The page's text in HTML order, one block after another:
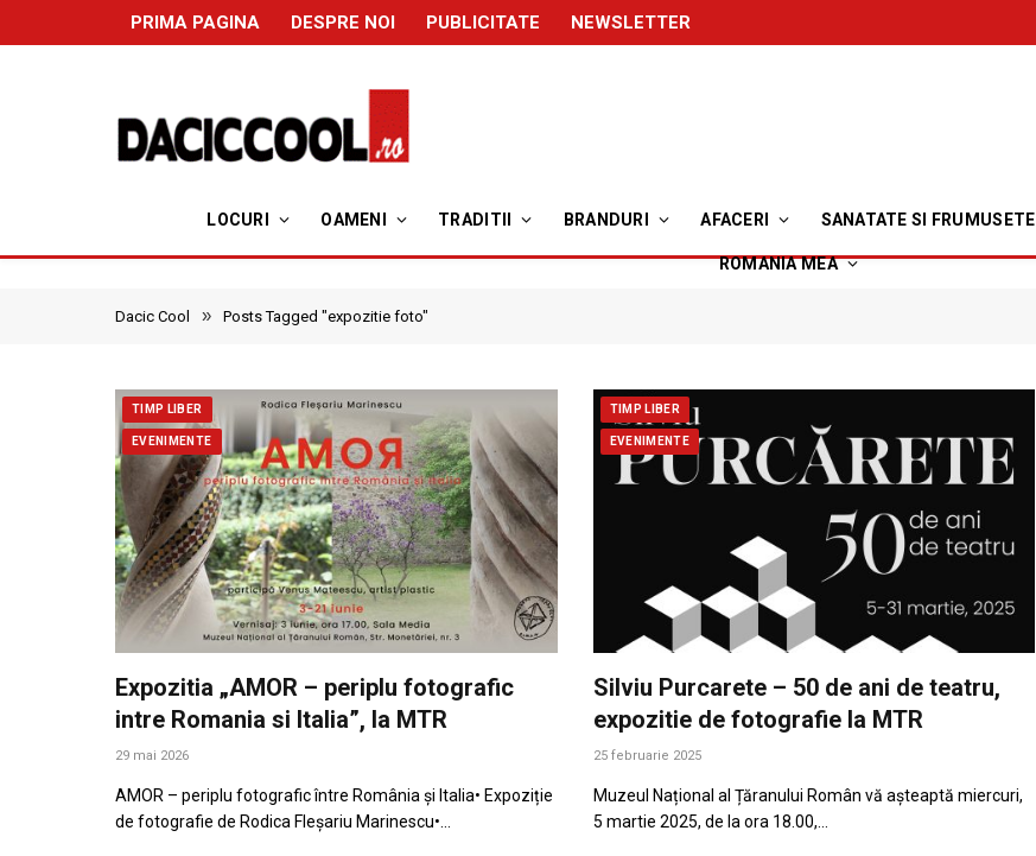
PRIMA PAGINA DESPRE NOI PUBLICITATE NEWSLETTER
LOCURI OAMENI TRADITII BRANDURI AFACERI SANATATE SI FRUMUSETE
ROMANIA MEA
Dacic Cool » Posts Tagged "expozitie foto"
TIMP LIBER
EVENIMENTE
Expozitia „AMOR – periplu fotografic
intre Romania si Italia”, la MTR
29 mai 2026
AMOR – periplu fotografic între România și Italia• Expoziție
de fotografie de Rodica Fleșariu Marinescu•…
TIMP LIBER
EVENIMENTE
Silviu Purcarete – 50 de ani de teatru,
expozitie de fotografie la MTR
25 februarie 2025
Muzeul Național al Țăranului Român vă așteaptă miercuri,
5 martie 2025, de la ora 18.00,…